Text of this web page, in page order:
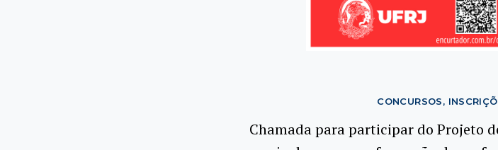
CONCURSOS,
Chamada para participar do Projeto